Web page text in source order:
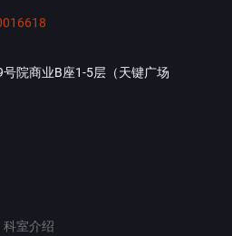
院商业B座1-5层（天键广场
科室介绍